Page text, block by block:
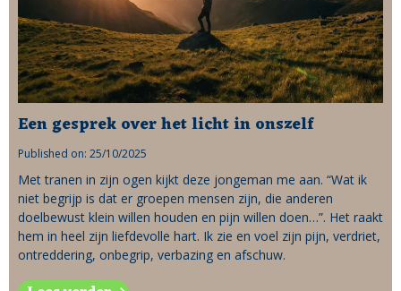
Een gesprek over het licht in onszelf
Published on: 25/10/2025
Met tranen in zijn ogen kijkt deze jongeman me aan. “Wat ik
niet begrijp is dat er groepen mensen zijn, die anderen
doelbewust klein willen houden en pijn willen doen…”. Het raakt
hem in heel zijn liefdevolle hart. Ik zie en voel zijn pijn, verdriet,
ontreddering, onbegrip, verbazing en afschuw.